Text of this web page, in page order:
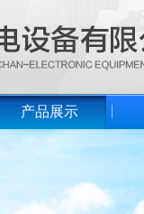
产品展示